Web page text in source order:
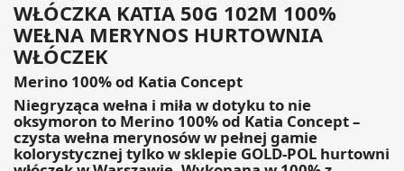
WŁÓCZKA KATIA 50G 102M 100%
WEŁNA MERYNOS HURTOWNIA
WŁÓCZEK
Merino 100% od Katia Concept
Niegryząca wełna i miła w dotyku to nie
oksymoron to Merino 100% od Katia Concept –
czysta wełna merynosów w pełnej gamie
kolorystycznej tylko w sklepie GOLD-POL hurtowni